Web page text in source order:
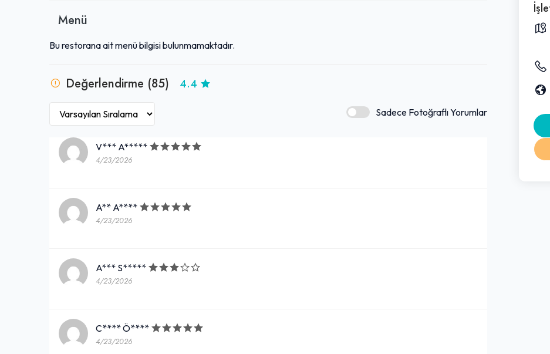
bakıldığında yanıltıcı olabilen bu yer, lezzet arayanlar için kaçırılmaması gereken bir duraktır.
Menü
Bu restorana ait menü bilgisi bulunmamaktadır.
Değerlendirme (85) 4.4
Sadece Fotoğraflı Yorumlar
V*** A*****
4/23/2026
A** A****
4/23/2026
A*** S*****
4/23/2026
C**** Ö****
4/23/2026